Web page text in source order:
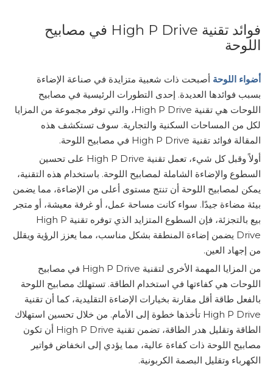
فوائد تقنية High P Drive في مصابيح
اللوحة
أضواء اللوحة أصبحت ذات شعبية متزايدة في صناعة الإضاءة
بسبب فوائدها العديدة. إحدى التطورات الرئيسية في مصابيح
اللوحات هي تقنية High P Drive، والتي توفر مجموعة من المزايا
لكل من المساحات السكنية والتجارية. سوف تستكشف هذه
المقالة فوائد تقنية High P Drive في مصابيح اللوحة.
أولاً وقبل كل شيء، تعمل تقنية High P Drive على تحسين
السطوع والإضاءة الشاملة لمصابيح اللوحة. باستخدام هذه التقنية،
يمكن لمصابيح اللوحة أن تنتج مستوى أعلى من الإضاءة، مما يضمن
بيئة مضاءة جيدًا. سواء كانت مساحة عمل، أو غرفة معيشة، أو متجر
بيع بالتجزئة، فإن السطوع المتزايد الذي توفره تقنية High P
Drive يضمن إضاءة المنطقة بشكل مناسب، مما يعزز الرؤية ويقلل
من إجهاد العين.
من المزايا المهمة الأخرى لتقنية High P Drive في مصابيح
اللوحات هي كفاءتها في استخدام الطاقة. تستهلك مصابيح اللوحة
بالفعل طاقة أقل مقارنة بخيارات الإضاءة التقليدية، كما أن تقنية
High P Drive تأخذها خطوة إلى الأمام. من خلال تحسين استهلاك
الطاقة وتقليل هدر الطاقة، تضمن تقنية High P Drive أن تكون
مصابيح اللوحة ذات كفاءة عالية، مما يؤدي إلى انخفاض فواتير
الكهرباء وتقليل البصمة الكربونية.